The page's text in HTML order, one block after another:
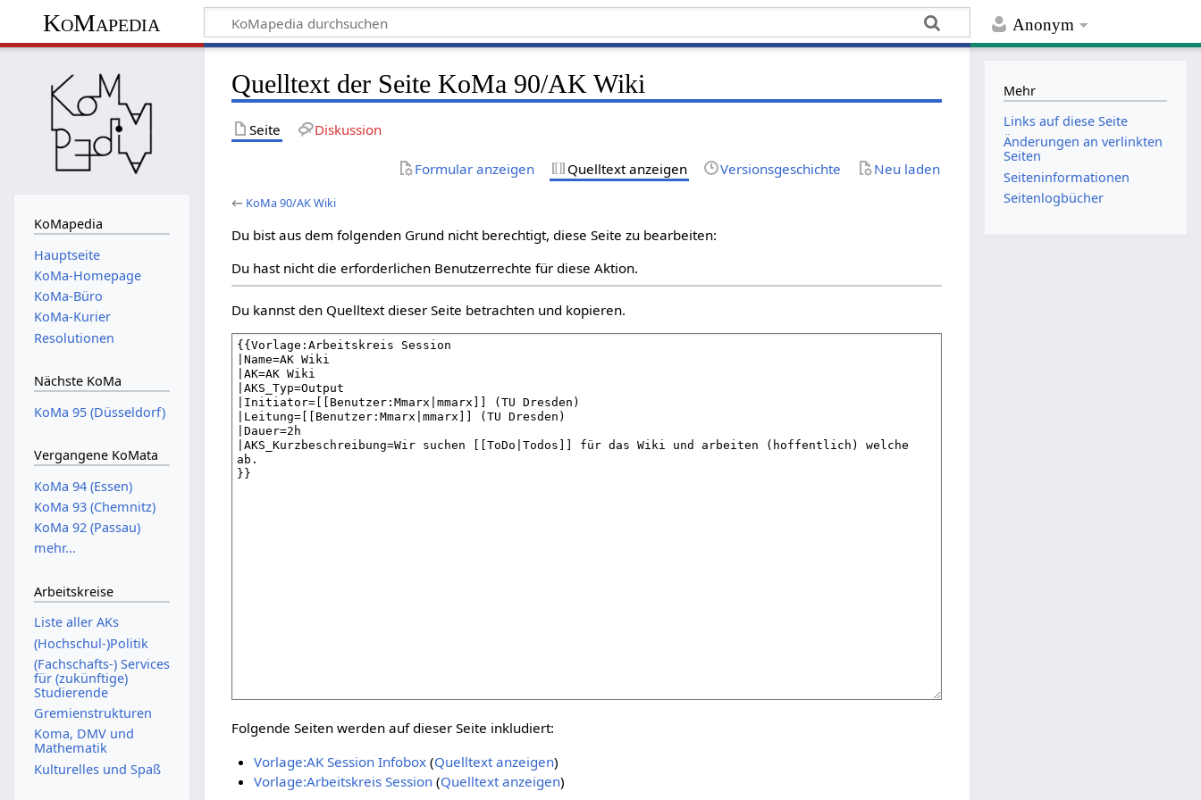
Anonym
KoMapedia
Quelltext der Seite KoMa 90/AK Wiki
Seite Diskussion
Formular anzeigen Quelltext anzeigen Versionsgeschichte Neu laden
← KoMa 90/AK Wiki
Du bist aus dem folgenden Grund nicht berechtigt, diese Seite zu bearbeiten:
Du hast nicht die erforderlichen Benutzerrechte für diese Aktion.
Du kannst den Quelltext dieser Seite betrachten und kopieren.
Folgende Seiten werden auf dieser Seite inkludiert:
Vorlage:AK Session Infobox(Quelltext anzeigen)
Vorlage:Arbeitskreis Session(Quelltext anzeigen)
KoMapedia
Hauptseite
KoMa-Homepage
KoMa-Büro
KoMa-Kurier
Resolutionen
Nächste KoMa
KoMa 95 (Düsseldorf)
Vergangene KoMata
KoMa 94 (Essen)
KoMa 93 (Chemnitz)
KoMa 92 (Passau)
mehr...
Arbeitskreise
Liste aller AKs
(Hochschul-)Politik
(Fachschafts-) Services
für (zukünftige)
Studierende
Gremienstrukturen
Koma, DMV und
Mathematik
Kulturelles und Spaß
Mehr
Links auf diese Seite
Änderungen an verlinkten
Seiten
Seiten­­informationen
Seitenlogbücher